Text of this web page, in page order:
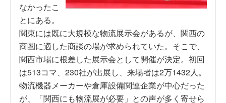
なかったこ
とにある。
関東には既に大規模な物流展示会があるが、関西の
商圏に適した商談の場が求められていた。そこで、
関西市場に根差した展示会として開催が決定。初回
は513コマ、230社が出展し、来場者は2万1432人。
物流機器メーカーや倉庫設備関連企業が中心だった
が、「関西にも物流展が必要」との声が多く寄せら